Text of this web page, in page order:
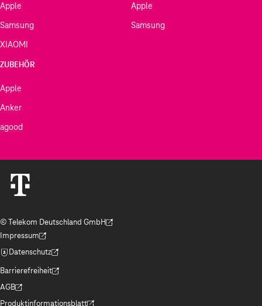
Apple
Samsung
XIAOMI
Apple
Samsung
ZUBEHÖR
Apple
Anker
agood
© Telekom Deutschland GmbH
(Der Link wird in einem neuen Tab geöffnet)
Impressum
(Der Link wird in einem neuen Tab geöffnet)
Datenschutz
(Der Link wird in einem neuen Tab geöffnet)
Barrierefreiheit
(Der Link wird in einem neuen Tab geöffnet)
AGB
(Der Link wird in einem neuen Tab geöffnet)
Produktinformationsblatt